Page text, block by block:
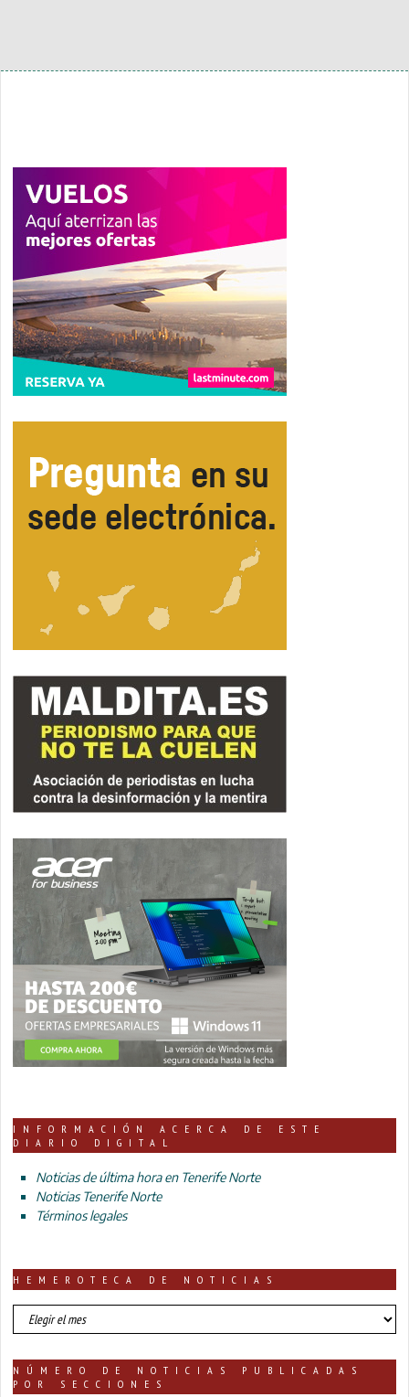
INFORMACIÓN ACERCA DE ESTE
DIARIO DIGITAL
Noticias de última hora en Tenerife Norte
Noticias Tenerife Norte
Términos legales
HEMEROTECA DE NOTICIAS
HEMEROTECA
DE
NÚMERO DE NOTICIAS PUBLICADAS
POR SECCIONES